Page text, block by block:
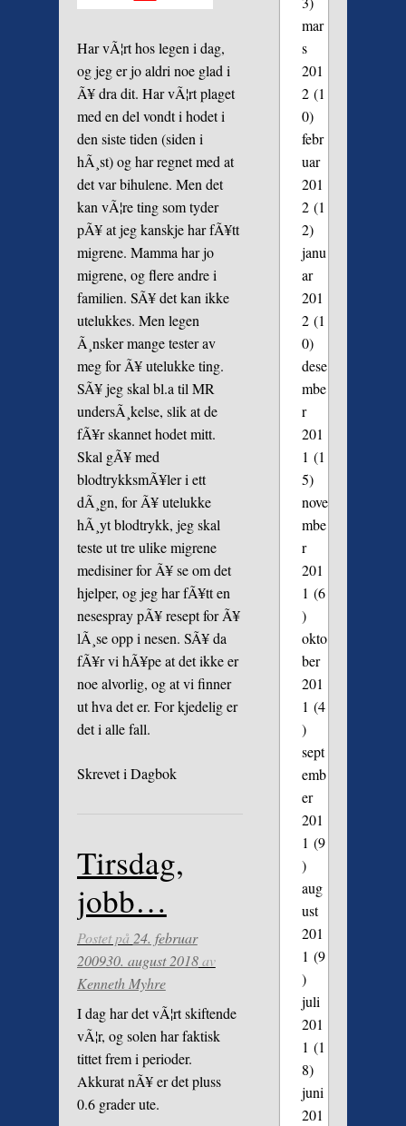
Har vÃ¦rt hos legen i dag,
og jeg er jo aldri noe glad i
Ã¥ dra dit. Har vÃ¦rt plaget
med en del vondt i hodet i
den siste tiden (siden i
hÃ¸st) og har regnet med at
det var bihulene. Men det
kan vÃ¦re ting som tyder
pÃ¥ at jeg kanskje har fÃ¥tt
migrene. Mamma har jo
migrene, og flere andre i
familien. SÃ¥ det kan ikke
utelukkes. Men legen
Ã¸nsker mange tester av
meg for Ã¥ utelukke ting.
SÃ¥ jeg skal bl.a til MR
undersÃ¸kelse, slik at de
fÃ¥r skannet hodet mitt.
Skal gÃ¥ med
blodtrykksmÃ¥ler i ett
dÃ¸gn, for Ã¥ utelukke
hÃ¸yt blodtrykk, jeg skal
teste ut tre ulike migrene
medisiner for Ã¥ se om det
hjelper, og jeg har fÃ¥tt en
nesespray pÃ¥ resept for Ã¥
lÃ¸se opp i nesen. SÃ¥ da
fÃ¥r vi hÃ¥pe at det ikke er
noe alvorlig, og at vi finner
ut hva det er. For kjedelig er
det i alle fall.
Skrevet i Dagbok
Tirsdag,
jobb…
Postet på 24. februar
200930. august 2018av
Kenneth Myhre
I dag har det vÃ¦rt skiftende
vÃ¦r, og solen har faktisk
tittet frem i perioder.
Akkurat nÃ¥ er det pluss
0.6 grader ute.
mar
s
201
2(1
0)
febr
uar
201
2(1
2)
janu
ar
201
2(1
0)
dese
mbe
r
201
1 (1
5)
nove
mbe
r
201
1 (6
)
okto
ber
201
1 (4
)
sept
emb
er
201
1 (9
)
aug
ust
201
1 (9
)
juli
201
1 (1
8)
juni
201